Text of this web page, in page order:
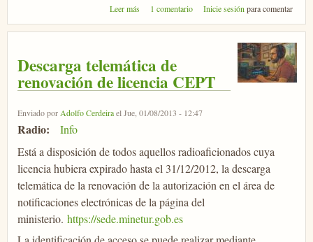
Leer más sobre La primera BBS de Packet en Ourense.
1 comentario Inicie sesiónpara comentar
Descarga telemática de
renovación de licencia CEPT
Enviado por Adolfo Cerdeirael Jue, 01/08/2013 - 12:47
Radio:
Info
Está a disposición de todos aquellos radioaficionados cuya
licencia hubiera expirado hasta el 31/12/2012, la descarga
telemática de la renovación de la autorización en el área de
notificaciones electrónicas de la página del
ministerio. https://sede.minetur.gob.es